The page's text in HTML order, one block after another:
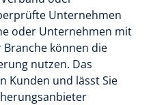
Unternehmen
oder Unternehmen mit
können die
nutzen. Das
Kunden und lässt Sie